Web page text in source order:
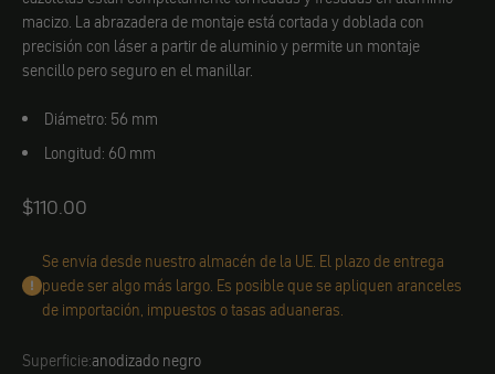
macizo. La abrazadera de montaje está cortada y doblada con
precisión con láser a partir de aluminio y permite un montaje
sencillo pero seguro en el manillar.
Diámetro: 56 mm
Longitud: 60 mm
Angebot
$110.00
Se envía desde nuestro almacén de la UE. El plazo de entrega
puede ser algo más largo. Es posible que se apliquen aranceles
de importación, impuestos o tasas aduaneras.
Superficie:anodizado negro